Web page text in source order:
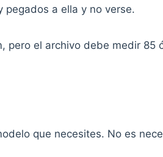
a ella y no verse.
el archivo debe medir 85
que necesites. No es